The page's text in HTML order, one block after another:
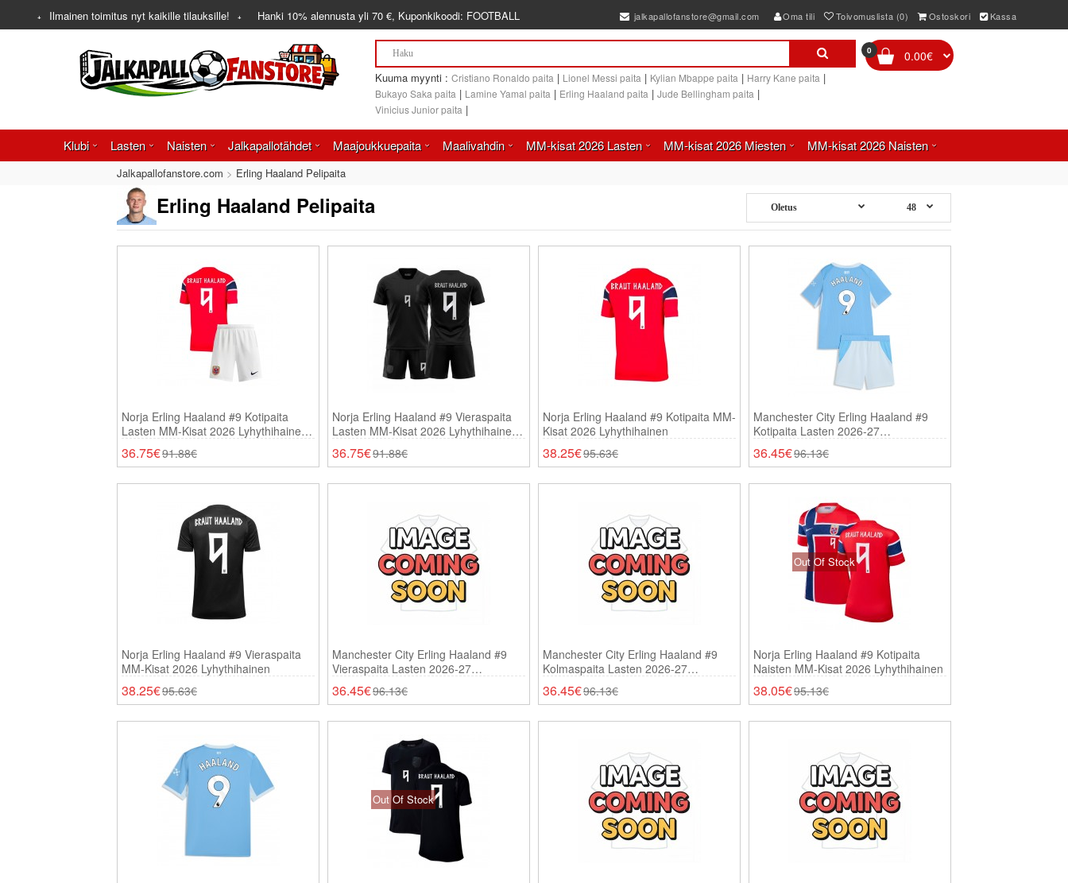
Ilmainen toimitus nyt kaikille tilauksille! Hanki 10% alennusta yli 70 €, Kuponkikoodi: FOOTBALL jalkapallofanstore@gmail.com Oma tili Toivomuslista (0) Ostoskori Kassa
Kuuma myynti : Cristiano Ronaldo paita | Lionel Messi paita | Kylian Mbappe paita | Harry Kane paita |
Bukayo Saka paita | Lamine Yamal paita | Erling Haaland paita | Jude Bellingham paita |
Vinicius Junior paita |
0 0.00€
Klubi Lasten Naisten Jalkapallotähdet Maajoukkuepaita Maalivahdin MM-kisat 2026 Lasten MM-kisat 2026 Miesten MM-kisat 2026 Naisten
Jalkapallofanstore.com Erling Haaland Pelipaita
Erling Haaland Pelipaita
Norja Erling Haaland #9 Kotipaita
Lasten MM-Kisat 2026 Lyhythihainen
(+ Shortsit)
36.75€91.88€
Norja Erling Haaland #9 Vieraspaita
Lasten MM-Kisat 2026 Lyhythihainen
(+ Shortsit)
36.75€91.88€
Norja Erling Haaland #9 Kotipaita MM-
Kisat 2026 Lyhythihainen
38.25€95.63€
Manchester City Erling Haaland #9
Kotipaita Lasten 2026-27
Lyhythihainen (+ Shortsit)
36.45€96.13€
Norja Erling Haaland #9 Vieraspaita
MM-Kisat 2026 Lyhythihainen
38.25€95.63€
Manchester City Erling Haaland #9
Vieraspaita Lasten 2026-27
Lyhythihainen (+ Shortsit)
36.45€96.13€
Manchester City Erling Haaland #9
Kolmaspaita Lasten 2026-27
Lyhythihainen (+ Shortsit)
36.45€96.13€
Out Of Stock
Norja Erling Haaland #9 Kotipaita
Naisten MM-Kisat 2026 Lyhythihainen
38.05€95.13€
Out Of Stock